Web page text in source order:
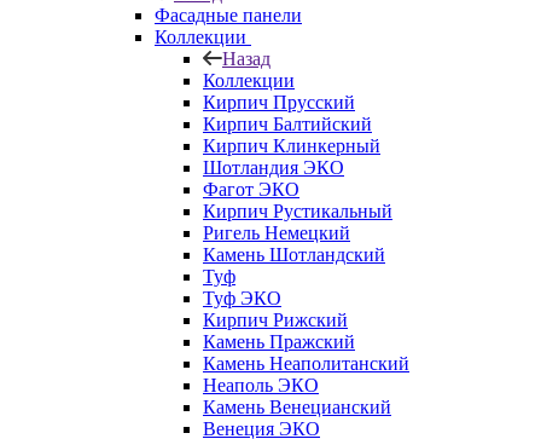
Фасадные панели
Коллекции
Назад
Коллекции
Кирпич Прусский
Кирпич Балтийский
Кирпич Клинкерный
Шотландия ЭКО
Фагот ЭКО
Кирпич Рустикальный
Ригель Немецкий
Камень Шотландский
Туф
Туф ЭКО
Кирпич Рижский
Камень Пражский
Камень Неаполитанский
Неаполь ЭКО
Камень Венецианский
Венеция ЭКО